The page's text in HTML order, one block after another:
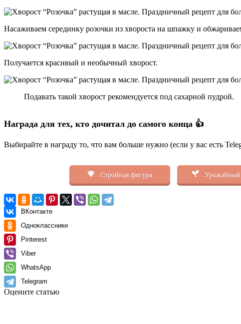
Насаживаем серединку розочки из хвороста на шпажку и
Получается красивый и необычный хворост.
Подавать такой хворост рекомендуется под сахарной пудрой.
Награда для тех, кто дочитал до самого конца 👍
Выбирайте в награду то, что вам больше нужно (если у вас есть
Стройная фигура Урожайный
ВКонтакте
Одноклассники
Pinterest
Viber
WhatsApp
Telegram
Оцените статью